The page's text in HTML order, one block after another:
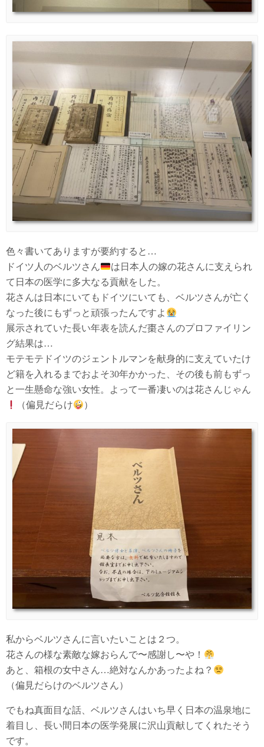
色々書いてありますが要約すると…
ドイツ人のベルツさん
は日本人の嫁の花さんに支えられ
て日本の医学に多大なる貢献をした。
花さんは日本にいてもドイツにいても、ベルツさんが亡く
なった後にもずっと頑張ったんですよ
展示されていた長い年表を読んだ棗さんのプロファイリン
グ結果は…
モテモテドイツのジェントルマンを献身的に支えていたけ
ど籍を入れるまでおよそ30年かかった、その後も前もずっ
と一生懸命な強い女性。よって一番凄いのは花さんじゃん
（偏見だらけ
）
私からベルツさんに言いたいことは２つ。
花さんの様な素敵な嫁おらんで〜感謝し〜や！
あと、箱根の女中さん…絶対なんかあったよね？
（偏見だらけのベルツさん）
でもね真面目な話、ベルツさんはいち早く日本の温泉地に
着目し、長い間日本の医学発展に沢山貢献してくれたそう
です。